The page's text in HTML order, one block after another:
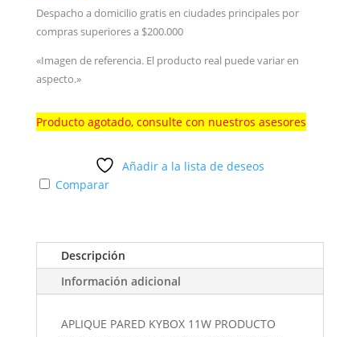
Despacho a domicilio gratis en ciudades principales por
compras superiores a $200.000
«Imagen de referencia. El producto real puede variar en
aspecto.»
Producto agotado, consulte con nuestros asesores
Añadir a la lista de deseos
Comparar
Descripción
Información adicional
APLIQUE PARED KYBOX 11W PRODUCTO